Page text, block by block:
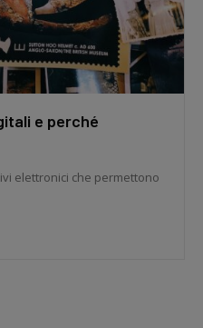
e perché
elettronici che permettono